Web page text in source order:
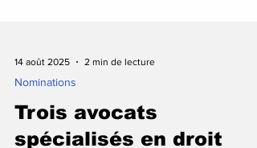
14 août 2025
Nominations
Trois avocats